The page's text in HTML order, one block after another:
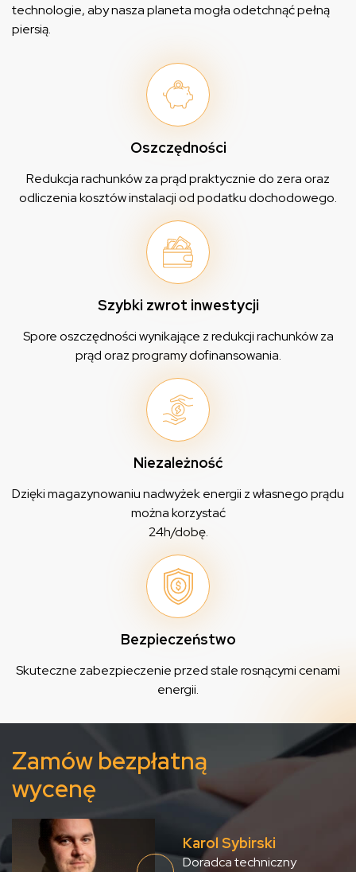
technologie, aby nasza planeta mogła odetchnąć pełną
piersią.
Oszczędności
Redukcja rachunków za prąd praktycznie do zera oraz
odliczenia kosztów instalacji od podatku dochodowego.
Szybki zwrot inwestycji
Spore oszczędności wynikające z redukcji rachunków za
prąd oraz programy dofinansowania.
Niezależność
Dzięki magazynowaniu nadwyżek energii z własnego prądu
można korzystać
24h/dobę.
Bezpieczeństwo
Skuteczne zabezpieczenie przed stale rosnącymi cenami
energii.
Zamów bezpłatną
wycenę
Karol Sybirski
Doradca techniczny